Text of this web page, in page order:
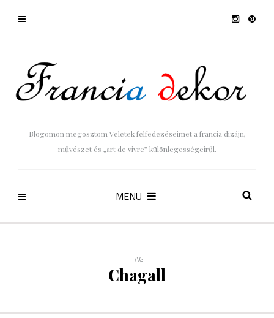
Blogomon megosztom Veletek felfedezéseimet a francia dizájn,
művészet és „art de vivre” különlegességeiről.
MENU
TAG
Chagall